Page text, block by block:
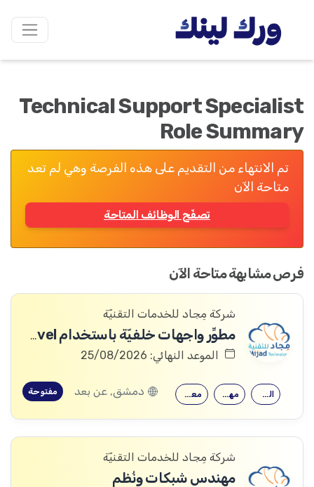
Technical Support Specialist
Role Summary
تم الانتهاء من التقديم على هذه الفرصة وهي لم تعد
متاحة الآن
تصفّح الوظائف المتاحة
فرص مشابهة متاحة الآن
شركة مِجاد للخدمات التقنيّة
مطوِّر واجهات خلفيّة باستخدام Laravel
الموعد النهائي: 25/08/2026
معرفة جيدة… مهارات قوية… القدرة على… دمشق, عن بعد مفتوحة
شركة مِجاد للخدمات التقنيّة
مهندس شبكات ونُظم